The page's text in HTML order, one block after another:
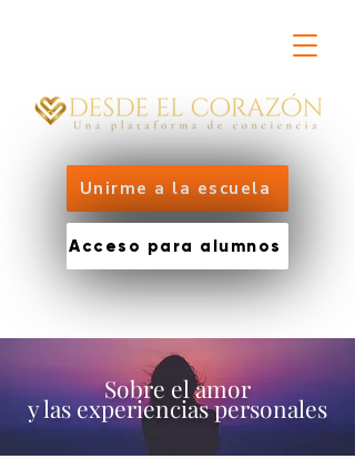
Unirme a la escuela
Acceso para alumnos
Sobre el amor
y lasexperienciaspersonales